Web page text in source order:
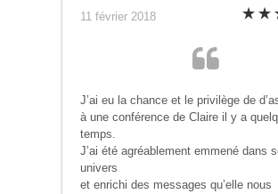
11 février 2018
J’ai eu la chance et le privilège de
à une conférence de Claire il y a
temps.
J’ai été agréablement emmené dans
univers
et enrichi des messages qu’elle nous